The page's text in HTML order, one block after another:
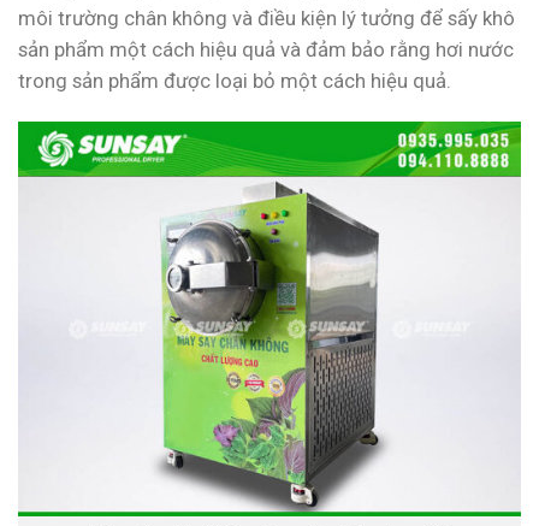
môi trường chân không và điều kiện lý tưởng để sấy khô
sản phẩm một cách hiệu quả và đảm bảo rằng hơi nước
trong sản phẩm được loại bỏ một cách hiệu quả.